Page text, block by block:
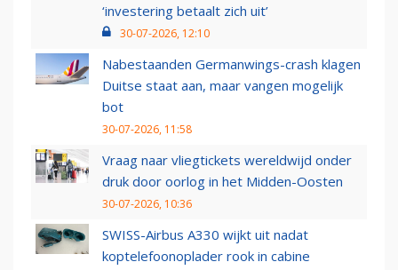
‘investering betaalt zich uit’
30-07-2026, 12:10
Nabestaanden Germanwings-crash klagen
Duitse staat aan, maar vangen mogelijk
bot
30-07-2026, 11:58
Vraag naar vliegtickets wereldwijd onder
druk door oorlog in het Midden-Oosten
30-07-2026, 10:36
SWISS-Airbus A330 wijkt uit nadat
koptelefoonoplader rook in cabine